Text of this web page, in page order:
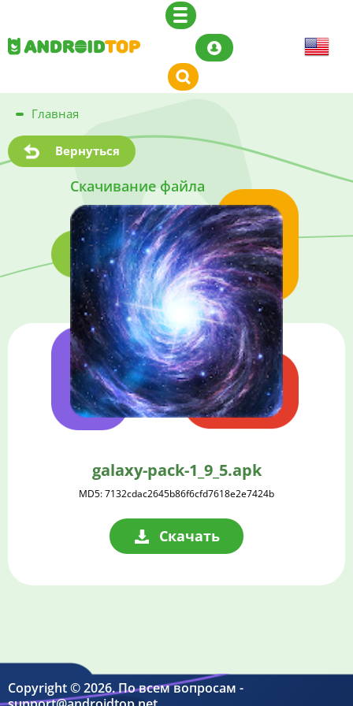
Главная
Вернуться
Скачивание файла
galaxy-pack-1_9_5.apk
MD5: 7132cdac2645b86f6cfd7618e2e7424b
Скачать
Copyright © 2026. По всем вопросам -